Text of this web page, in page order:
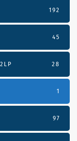
192
45
28
1
97